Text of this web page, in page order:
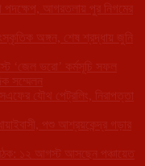
আগরতলায় পুর নিগমের
অঙ্গন, শেষ শ্রদ্ধায় জুনি
‘জেল ভরো’ কর্মসূচি সফল
সম্মেলন
যৌথ পেট্রলিং, নিরাপত্তা
পশু আশ্রয়কেন্দ্র গড়ার
১২ আগস্ট আসছেন পঞ্চায়েত